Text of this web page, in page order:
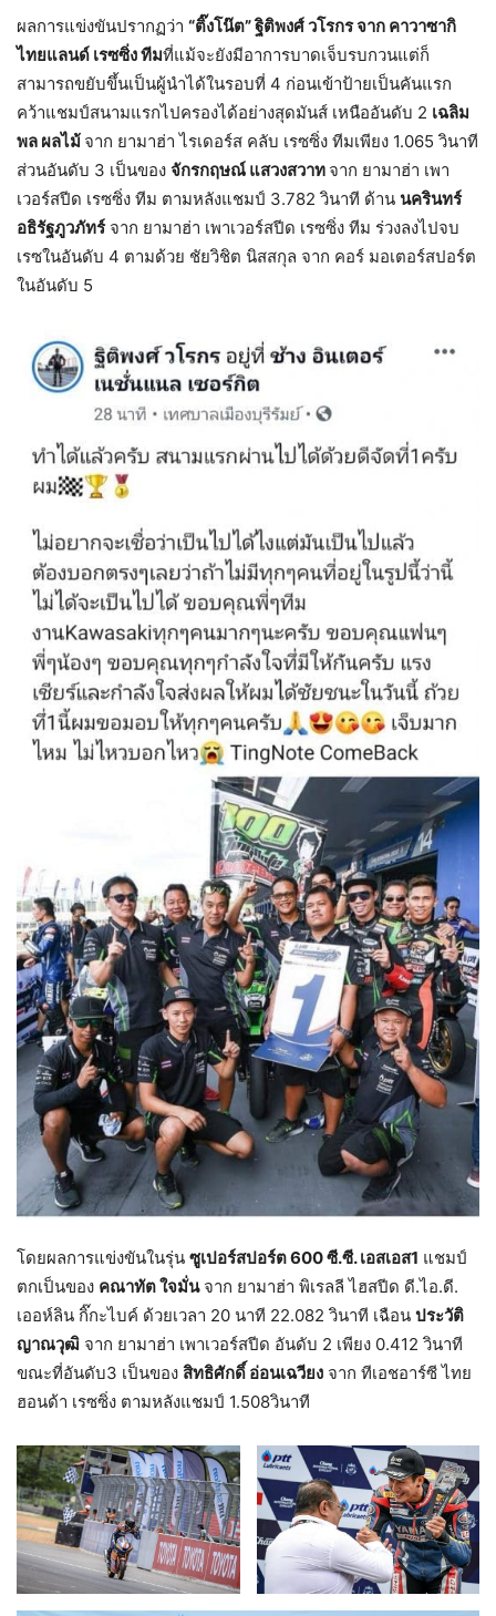
ผลการแข่งขันปรากฏว่า “ติ๊งโน๊ต” ฐิติพงศ์ วโรกร จาก คาวาซากิ
ไทยแลนด์ เรซซิ่ง ทีมที่แม้จะยังมีอาการบาดเจ็บรบกวนแต่ก็
สามารถขยับขึ้นเป็นผู้นำได้ในรอบที่ 4 ก่อนเข้าป้ายเป็นคันแรก
คว้าแชมป์สนามแรกไปครองได้อย่างสุดมันส์ เหนืออันดับ 2 เฉลิม
พล ผลไม้ จาก ยามาฮ่า ไรเดอร์ส คลับ เรซซิ่ง ทีมเพียง 1.065 วินาที
ส่วนอันดับ 3 เป็นของ จักรกฤษณ์ แสวงสวาท จาก ยามาฮ่า เพา
เวอร์สปีด เรซซิ่ง ทีม ตามหลังแชมป์ 3.782 วินาที ด้าน นครินทร์
อธิรัฐภูวภัทร์จาก ยามาฮ่า เพาเวอร์สปีด เรซซิ่ง ทีม ร่วงลงไปจบ
เรซในอันดับ 4 ตามด้วย ชัยวิชิต นิสสกุล จาก คอร์ มอเตอร์สปอร์ต
ในอันดับ 5
โดยผลการแข่งขันในรุ่น ซูเปอร์สปอร์ต600ซี.ซี. เอสเอส1 แชมป์
ตกเป็นของ คณาทัต ใจมั่นจาก ยามาฮ่า พิเรลลี ไฮสปีด ดี.ไอ.ดี.
เออห์ลิน กิ๊กะไบค์ ด้วยเวลา 20 นาที 22.082 วินาที เฉือน ประวัติ
ญาณวุฒิ จาก ยามาฮ่า เพาเวอร์สปีด อันดับ 2 เพียง 0.412 วินาที
ขณะที่อันดับ3 เป็นของ สิทธิศักดิ์ อ่อนเฉวียง จาก ทีเอชอาร์ซี ไทย
ฮอนด้า เรซซิ่ง ตามหลังแชมป์ 1.508วินาที